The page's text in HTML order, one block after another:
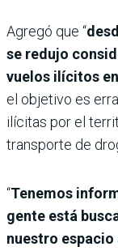
Agregó que “
se redujo
vuelos ilícitos
el objetivo es
ilícitas por el
transporte de
“Tenemos
gente está
nuestro espacio